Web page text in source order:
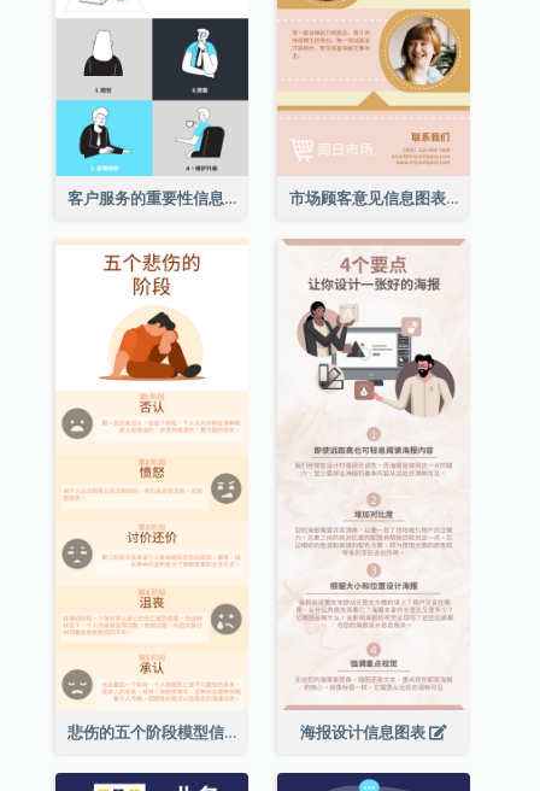
客户服务的重要性信息图表 市场顾客意见信息图表
悲伤的五个阶段模型信息图表 海报设计信息图表